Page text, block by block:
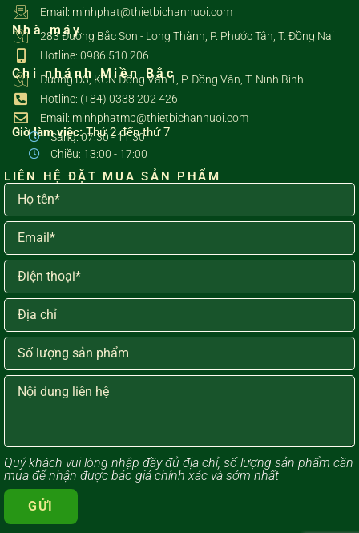
Email: minhphat@thietbichannuoi.com
Nhà máy
283 Đường Bắc Sơn - Long Thành, P. Phước Tân, T. Đồng Nai
Hotline: 0986 510 206
Chi nhánh Miền Bắc
Đường D3, KCN Đồng Văn 1, P. Đồng Văn, T. Ninh Bình
Hotline: (+84) 0338 202 426
Email: minhphatmb@thietbichannuoi.com
Giờ làm việc:Thứ 2 đến thứ 7
Sáng: 07:30 - 11:30
Chiều: 13:00 - 17:00
LIÊN HỆ ĐẶT MUA SẢN PHẨM
Quý khách vui lòng ​nhập đầy đủ địa chỉ, số lượng sản phẩm cần
mua để nhận được báo giá chính xác và sớm nhất